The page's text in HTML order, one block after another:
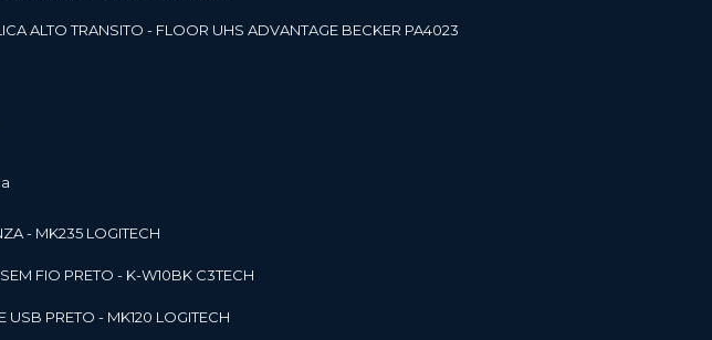
ALTO TRANSITO - FLOOR UHS ADVANTAGE BECKER PA4023
- MK235 LOGITECH
SEM FIO PRETO - K-W10BK C3TECH
USB PRETO - MK120 LOGITECH